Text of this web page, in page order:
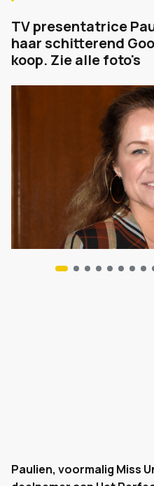
TV presentatrice
haar schitterend
koop. Zie alle foto's
Paulien, voormalig Miss